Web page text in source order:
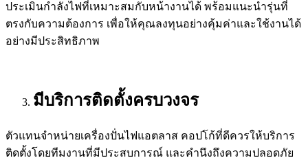
ประเมินกำลังไฟที่เหมาะสมกับหน้างานได้ พร้อมแนะนำรุ่นที่
ตรงกับความต้องการ เพื่อให้คุณลงทุนอย่างคุ้มค่าและใช้งานได้
อย่างมีประสิทธิภาพ
มีบริการติดตั้งครบวงจร
ตัวแทนจำหน่ายเครื่องปั่นไฟแอตลาส คอปโก้ที่ดีควรให้บริการ
ติดตั้งโดยทีมงานที่มีประสบการณ์ และคำนึงถึงความปลอดภัย